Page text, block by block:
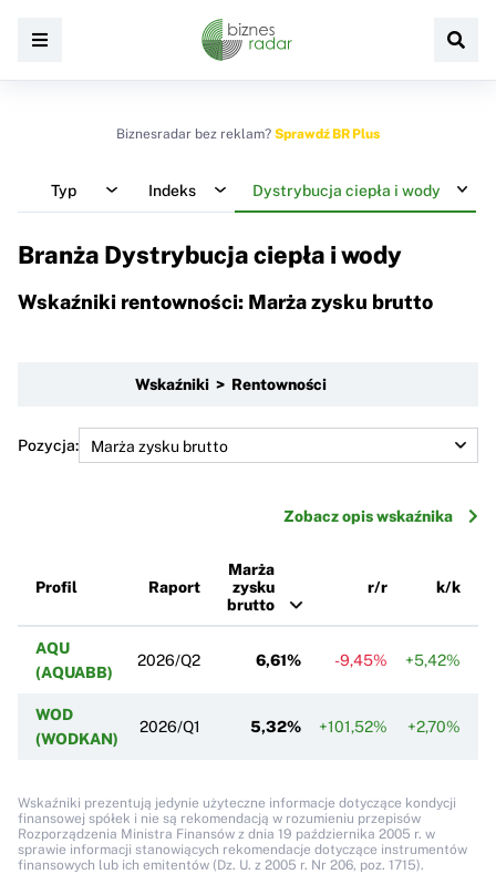
Biznesradar bez reklam? Sprawdź BR Plus
Typ Indeks Dystrybucja ciepła i wody
Branża Dystrybucja ciepła i wody
Wskaźniki rentowności: Marża zysku brutto
Wskaźniki > Rentowności
Pozycja:
Zobacz opis wskaźnika
Profil Raport
Marża
zysku
brutto
r/r k/k
AQU
(AQUABB)
2026/Q2 6,61% -9,45% +5,42%
WOD
(WODKAN)
2026/Q1 5,32% +101,52% +2,70%
Wskaźniki prezentują jedynie użyteczne informacje dotyczące kondycji
finansowej spółek i nie są rekomendacją w rozumieniu przepisów
Rozporządzenia Ministra Finansów z dnia 19 października 2005 r. w
sprawie informacji stanowiących rekomendacje dotyczące instrumentów
finansowych lub ich emitentów (Dz. U. z 2005 r. Nr 206, poz. 1715).